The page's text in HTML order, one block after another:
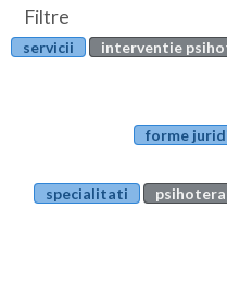
Botosani
Buzau
Articole
Evenimente
Filtre
servicii
interventie
forme
specialitati